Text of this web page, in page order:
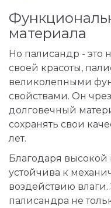
материала
Но палисандр - это
своей красоты,
великолепными
свойствами. Он
долговечный
сохранять свои
лет.
Благодаря высокой
устойчива к
воздействию влаги.
палисандра не